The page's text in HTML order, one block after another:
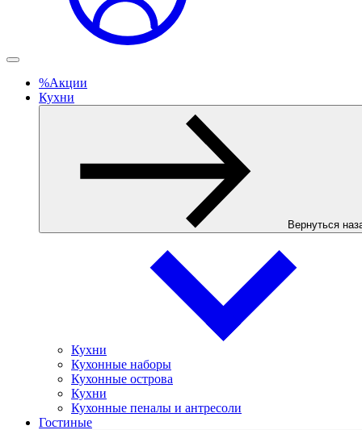
%Акции
Кухни
Вернуться
Кухни
Кухонные наборы
Кухонные острова
Кухни
Кухонные пеналы и антресоли
Гостиные